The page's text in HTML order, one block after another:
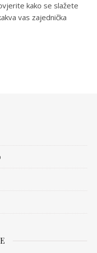
kako se slažete
vas zajednička